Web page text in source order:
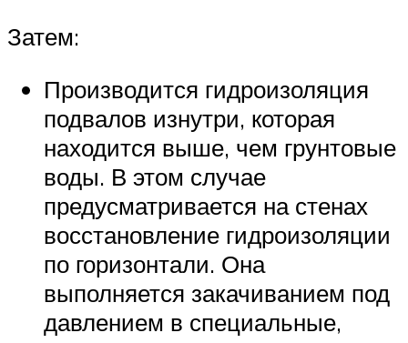
Затем:
Производится гидроизоляция
подвалов изнутри, которая
находится выше, чем грунтовые
воды. В этом случае
предусматривается на стенах
восстановление гидроизоляции
по горизонтали. Она
выполняется закачиванием под
давлением в специальные,